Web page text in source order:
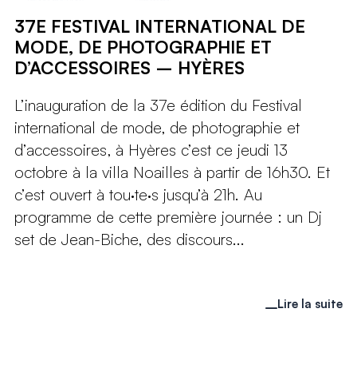
37E FESTIVAL INTERNATIONAL DE
MODE, DE PHOTOGRAPHIE ET
D’ACCESSOIRES – HYÈRES
L’inauguration de la 37e édition du Festival
international de mode, de photographie et
d’accessoires, à Hyères c’est ce jeudi 13
octobre à la villa Noailles à partir de 16h30. Et
c’est ouvert à tou·te·s jusqu’à 21h. Au
programme de cette première journée : un Dj
set de Jean-Biche, des discours...
Lire la suite